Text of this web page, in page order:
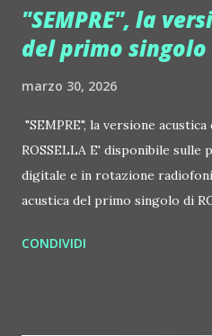
"SEMPRE", la
del primo singolo
marzo 30, 2026
"SEMPRE", la versione
ROSSELLA E' disponibile
digitale e in rotazione
acustica del primo singolo di
percorso artistico,
CONDIVIDI